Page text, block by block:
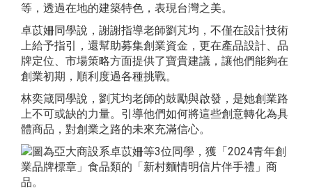
等，透過在地的建築特色，表現台灣之美。
卓苡姍同學說，謝謝指導老師劉芃均，不僅在設計技術
上給予指引，還幫助募集創業資金，更在產品設計、品
牌定位、市場策略方面提供了寶貴建議，讓他們能夠在
創業初期，順利度過各種挑戰。
林奕箴同學說，劉芃均老師的鼓勵與啟發，是她創業路
上不可或缺的力量。引導他們如何將這些創意轉化為具
體商品，對創業之路的未來充滿信心。